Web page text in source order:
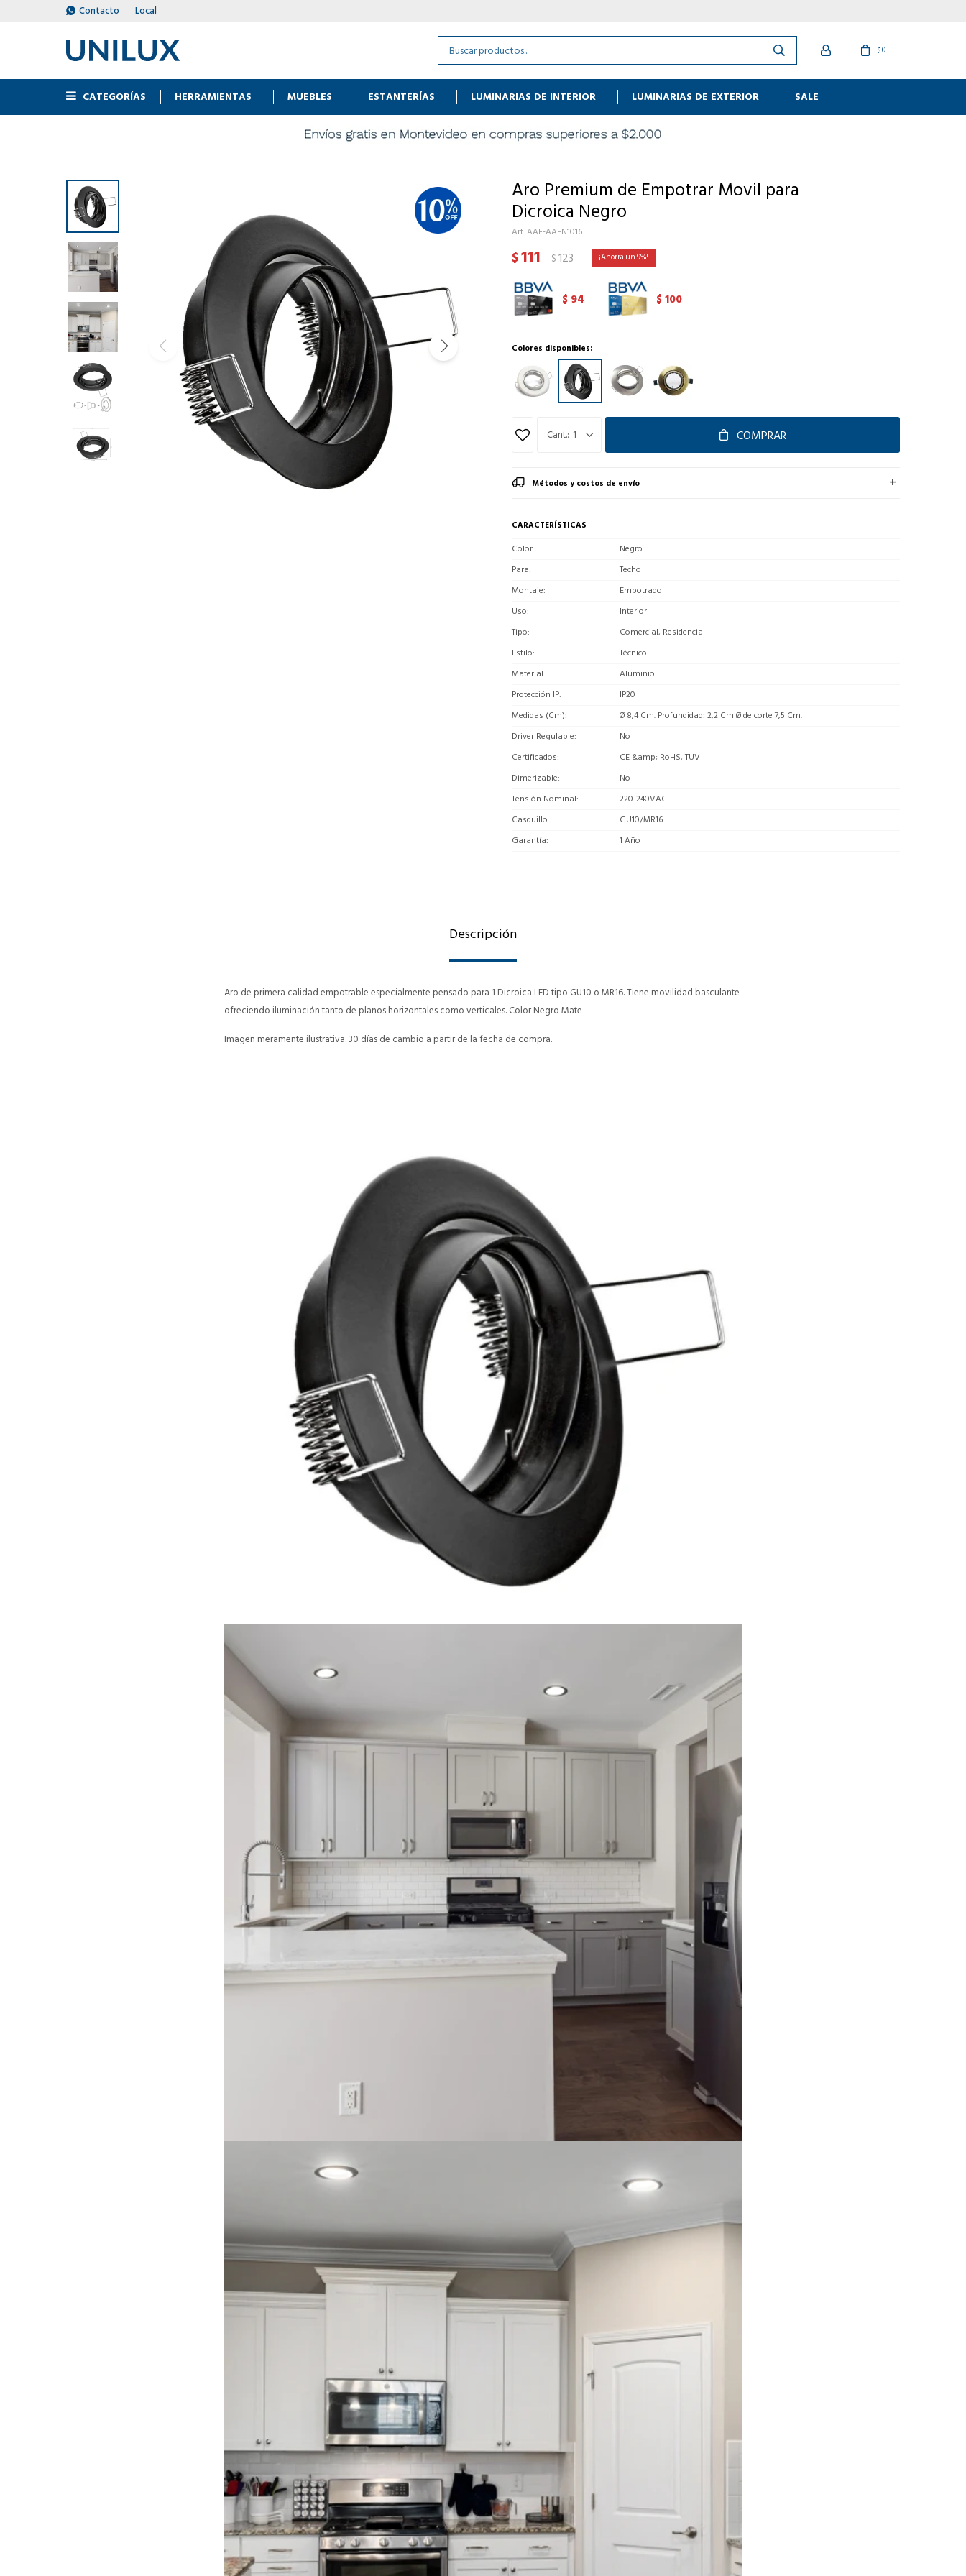
CATEGORÍAS HERRAMIENTAS MUEBLES ESTANTERÍAS LUMINARIAS DE INTERIOR LUMINARIAS DE EXTERIOR SALE
$0
Contacto Local
Aro Premium de Empotrar Movil para
Dicroica Negro
AAE-AAEN1016
$111 $123 9
$ 94 $100
Colores disponibles:
1 COMPRAR
Métodos y costos de envío
CARACTERÍSTICAS
Color
Negro
Para
Techo
Montaje
Empotrado
Uso
Interior
Tipo
Comercial, Residencial
Estilo
Técnico
Material
Aluminio
Protección IP
IP20
Medidas (Cm)
Ø 8,4 Cm. Profundidad: 2,2 Cm Ø de corte 7,5 Cm.
Driver Regulable
No
Certificados
CE &amp; RoHS, TUV
Dimerizable
No
Tensión Nominal
220-240VAC
Casquillo
GU10/MR16
Garantía
1 Año
Descripción
Aro de primera calidad empotrable especialmente pensado para 1 Dicroica LED tipo GU10 o MR16. Tiene movilidad basculante
ofreciendo iluminación tanto de planos horizontales como verticales. Color Negro Mate
Imagen meramente ilustrativa. 30 días de cambio a partir de la fecha de compra.